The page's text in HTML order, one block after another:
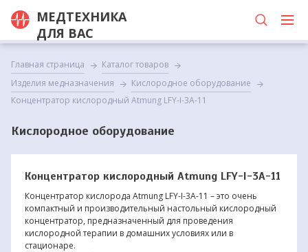
МЕДТЕХНИКА
ДЛЯ ВАС
Главная страница
Каталог товаров
Изделия медназначения
Кислородное оборудование
Концентратор кислородный Atmung LFY-I-3A-11
Кислородное оборудование
Концентратор кислородный Atmung LFY-I-3A-11
Концентратор кислорода Atmung LFY-I-3A-11 – это очень
компактный и производительный настольный кислородный
концентратор, предназначенный для проведения
кислородной терапии в домашних условиях или в
стационаре.